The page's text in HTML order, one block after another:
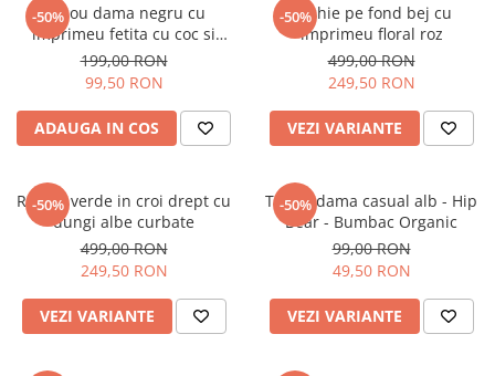
-50%
Tricou dama negru cu
imprimeu fetita cu coc si
ochelari albastrii
199,00 RON
99,50 RON
ADAUGA IN COS
-50%
Rochie pe fond bej cu
imprimeu floral roz
499,00 RON
249,50 RON
VEZI VARIANTE
-50%
Rochie verde in croi drept cu
dungi albe curbate
499,00 RON
249,50 RON
VEZI VARIANTE
-50%
Tricou dama casual alb - Hip
Bear - Bumbac Organic
99,00 RON
49,50 RON
VEZI VARIANTE